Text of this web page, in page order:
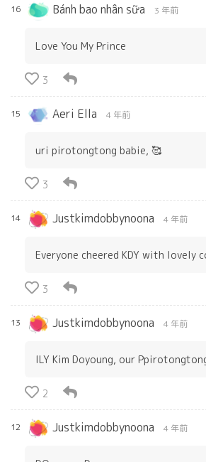
16 Bánh bao nhân sữa 3 年前
Love You My Prince
3
15 Aeri Ella 4 年前
uri pirotongtong babie, 🥰
3
14 Justkimdobbynoona 4 年前
Everyone cheered KDY with lovely
3
13 Justkimdobbynoona 4 年前
ILY Kim Doyoung, our
2
12 Justkimdobbynoona 4 年前